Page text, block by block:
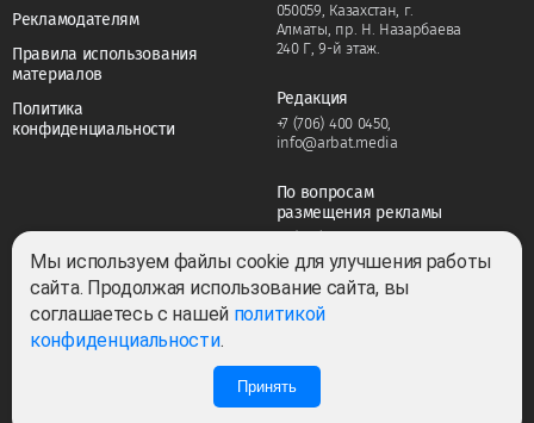
Рекламодателям
Правила использования
материалов
Политика
конфиденциальности
050059, Казахстан, г.
Алматы, пр. Н. Назарбаева
240 Г, 9-й этаж.
Редакция
+7 (706) 400 0450,
info@arbat.media
По вопросам
размещения рекламы
adv@arbat.media
Все права защищены ©2022-2026. Собственник — ТОО «ARBAT MEDIA
Мы используем файлы cookie для улучшения работы
сайта. Продолжая использование сайта, вы
соглашаетесь с нашей политикой
конфиденциальности.
Принять